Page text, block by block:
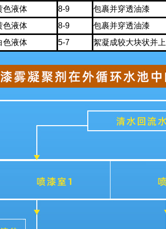
色液体 8-9
包裹并穿透油漆
色液体 8-9
包裹并穿透油漆
色液体 5-7 絮凝成较大块状并